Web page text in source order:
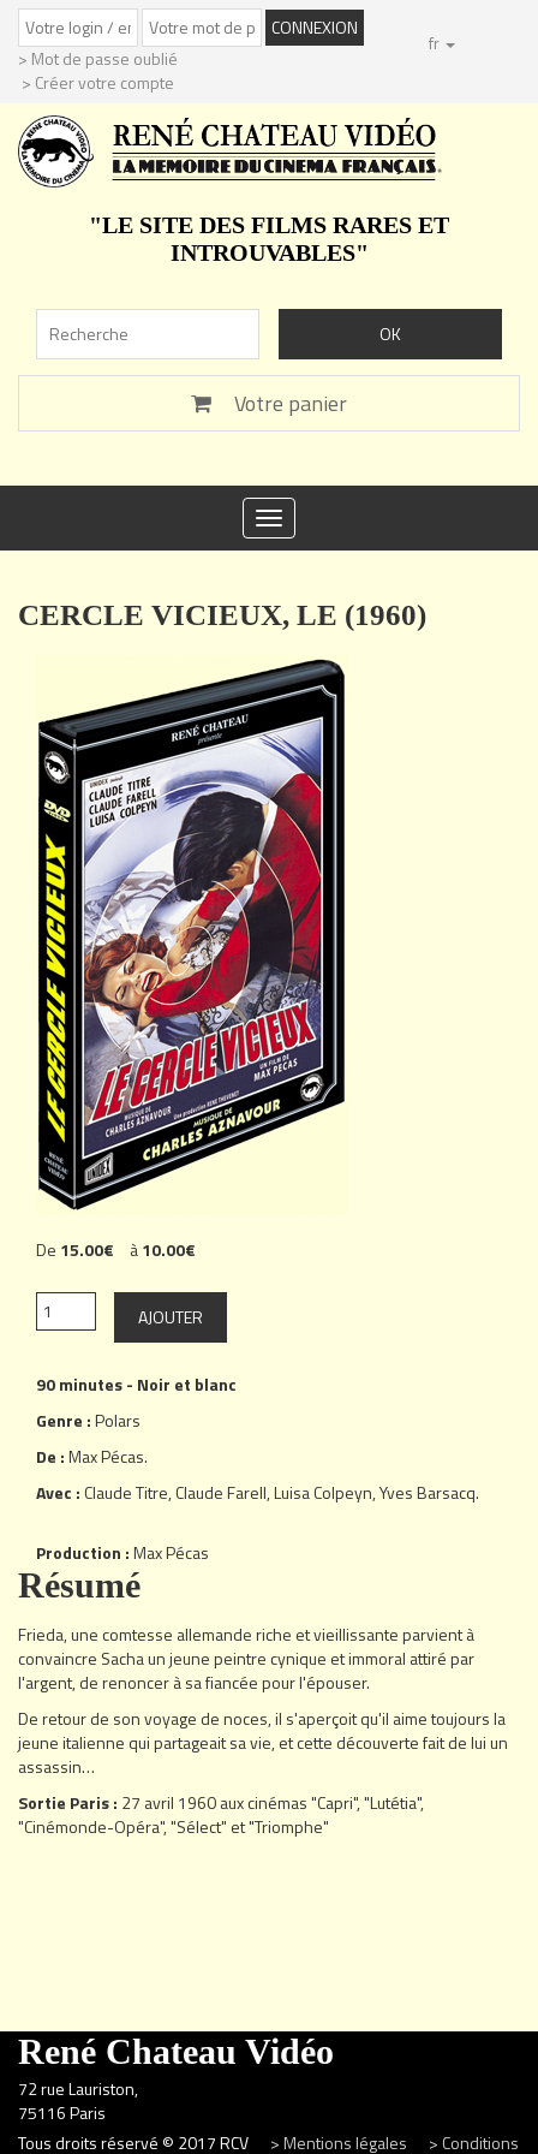
> Mot de passe oublié
> Créer votre compte
fr
"LE SITE DES FILMS RARES ET
INTROUVABLES"
Votre panier
Toggle
navigation
CERCLE VICIEUX, LE (1960)
De 15.00€ à10.00€
90 minutes - Noir et blanc
Genre :Polars
De :Max Pécas.
Avec : Claude Titre,Claude Farell,Luisa Colpeyn,Yves Barsacq.
Production :Max Pécas
Résumé
Frieda, une comtesse allemande riche et vieillissante parvient à
convaincre Sacha un jeune peintre cynique et immoral attiré par
l'argent, de renoncer à sa fiancée pour l'épouser.
De retour de son voyage de noces, il s'aperçoit qu'il aime toujours la
jeune italienne qui partageait sa vie, et cette découverte fait de lui un
assassin…
Sortie Paris : 27 avril 1960 aux cinémas "Capri", "Lutétia",
"Cinémonde-Opéra", "Sélect" et "Triomphe"
René Chateau Vidéo
72 rue Lauriston,
75116 Paris
Tous droits réservé © 2017 RCV > Mentions légales > Conditions